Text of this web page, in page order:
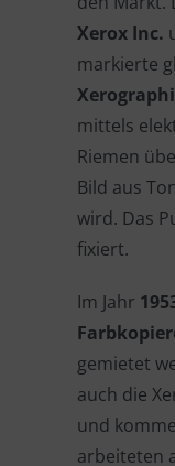
Xerox Inc.
markierte
mittels
Riemen
Bild aus
wird. Das
fixiert.
Im Jahr
gemietet
auch die
und
arbeiteten